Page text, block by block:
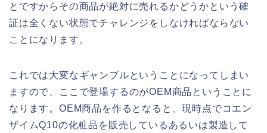
とですからその商品が絶対に売れるかどうかという確
証は全くない状態でチャレンジをしなければならない
ことになります。
これでは大変なギャンブルということになってしまい
ますので、ここで登場するのがOEM商品ということに
なります。OEM商品を作るとなると、現時点でコエン
ザイムQ10の化粧品を販売しているあるいは製造して